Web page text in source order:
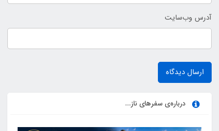
آدرس وب‌سایت
ارسال دیدگاه
درباره‌ی سفرهای ناز...